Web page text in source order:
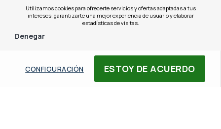
desordenado. Esto ayuda a centrar la atención de los
participantes en usted.
2. Vídeo dinámico en movimiento: Si a menudo está en
durante una demostración de producto o una
presentación interactiva), habilite la solución enfoque
ESTOY DE ACUERDO
CONFIGURACIÓN
Utilizamos cookies para ofrecerte servicios y ofertas adaptadas a tus
intereses, garantizarte una mejor experiencia de usuario y elaborar
estadísticas de visitas.
Denegar